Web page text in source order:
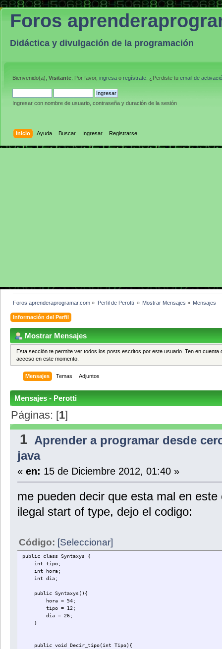
Foros
Didáctica y divulgación de la programación
Bienvenido(a), Visitante . Por favor, ingresa o regístrate . ¿Perdiste tu email de
Ingresar con nombre de usuario, contraseña y duración de la sesión
Inicio Ayuda Buscar Ingresar Registrarse
Foros aprenderaprogramar.com » Perfil de Perotti » Mostrar Mensajes » Mensajes
Información del Perfil
Mostrar Mensajes
Esta sección te permite ver todos los posts escritos por este usuario. Ten en
acceso en este momento.
Mensajes Temas Adjuntos
Mensajes - Perotti
Páginas: [1]
1 Aprender a programar desde
java
« en: 15 de Diciembre 2012, 01:40 »
me pueden decir que esta mal en
ilegal start of type, dejo el codigo:
Código: [Seleccionar]
public class Syntaxys {
int tipo;
int hora;
int dia;
public Syntaxys(){
hora = 54;
tipo = 12;
dia = 26;
}
public void Decir_tipo(int Tipo){